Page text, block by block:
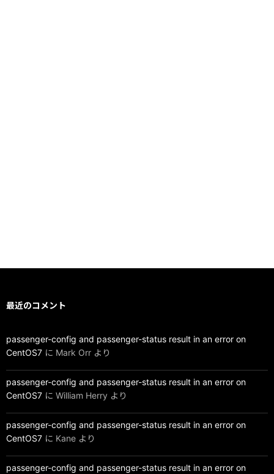
最近のコメント
passenger-config and passenger-status result in an error on
CentOS7 に Mark Orr より
passenger-config and passenger-status result in an error on
CentOS7 に William Herry より
passenger-config and passenger-status result in an error on
CentOS7 に Kane より
passenger-config and passenger-status result in an error on